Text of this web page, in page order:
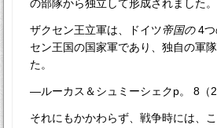
の部隊から独立して形成されました。
ザクセン王立軍は、ドイツ帝国の4つ
セン王国の国家軍であり、独自の軍
た。
—ルーカス＆シュミーシェクp。 8（
それにもかかわらず、戦争時には、